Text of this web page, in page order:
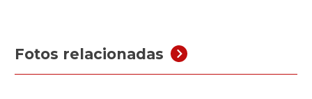
Fotos relacionadas